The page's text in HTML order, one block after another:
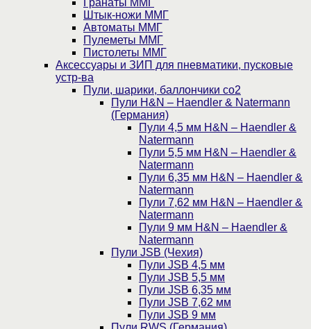
Гранаты ММГ
Штык-ножи ММГ
Автоматы ММГ
Пулеметы ММГ
Пистолеты ММГ
Аксессуары и ЗИП для пневматики, пусковые
устр-ва
Пули, шарики, баллончики со2
Пули H&N – Haendler & Natermann
(Германия)
Пули 4,5 мм H&N – Haendler &
Natermann
Пули 5,5 мм H&N – Haendler &
Natermann
Пули 6,35 мм H&N – Haendler &
Natermann
Пули 7,62 мм H&N – Haendler &
Natermann
Пули 9 мм H&N – Haendler &
Natermann
Пули JSB (Чехия)
Пули JSB 4,5 мм
Пули JSB 5,5 мм
Пули JSB 6,35 мм
Пули JSB 7,62 мм
Пули JSB 9 мм